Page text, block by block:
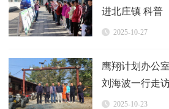
进北庄镇 科普
2025-10-27
鹰翔计划办公
刘海波一行走
2025-10-23